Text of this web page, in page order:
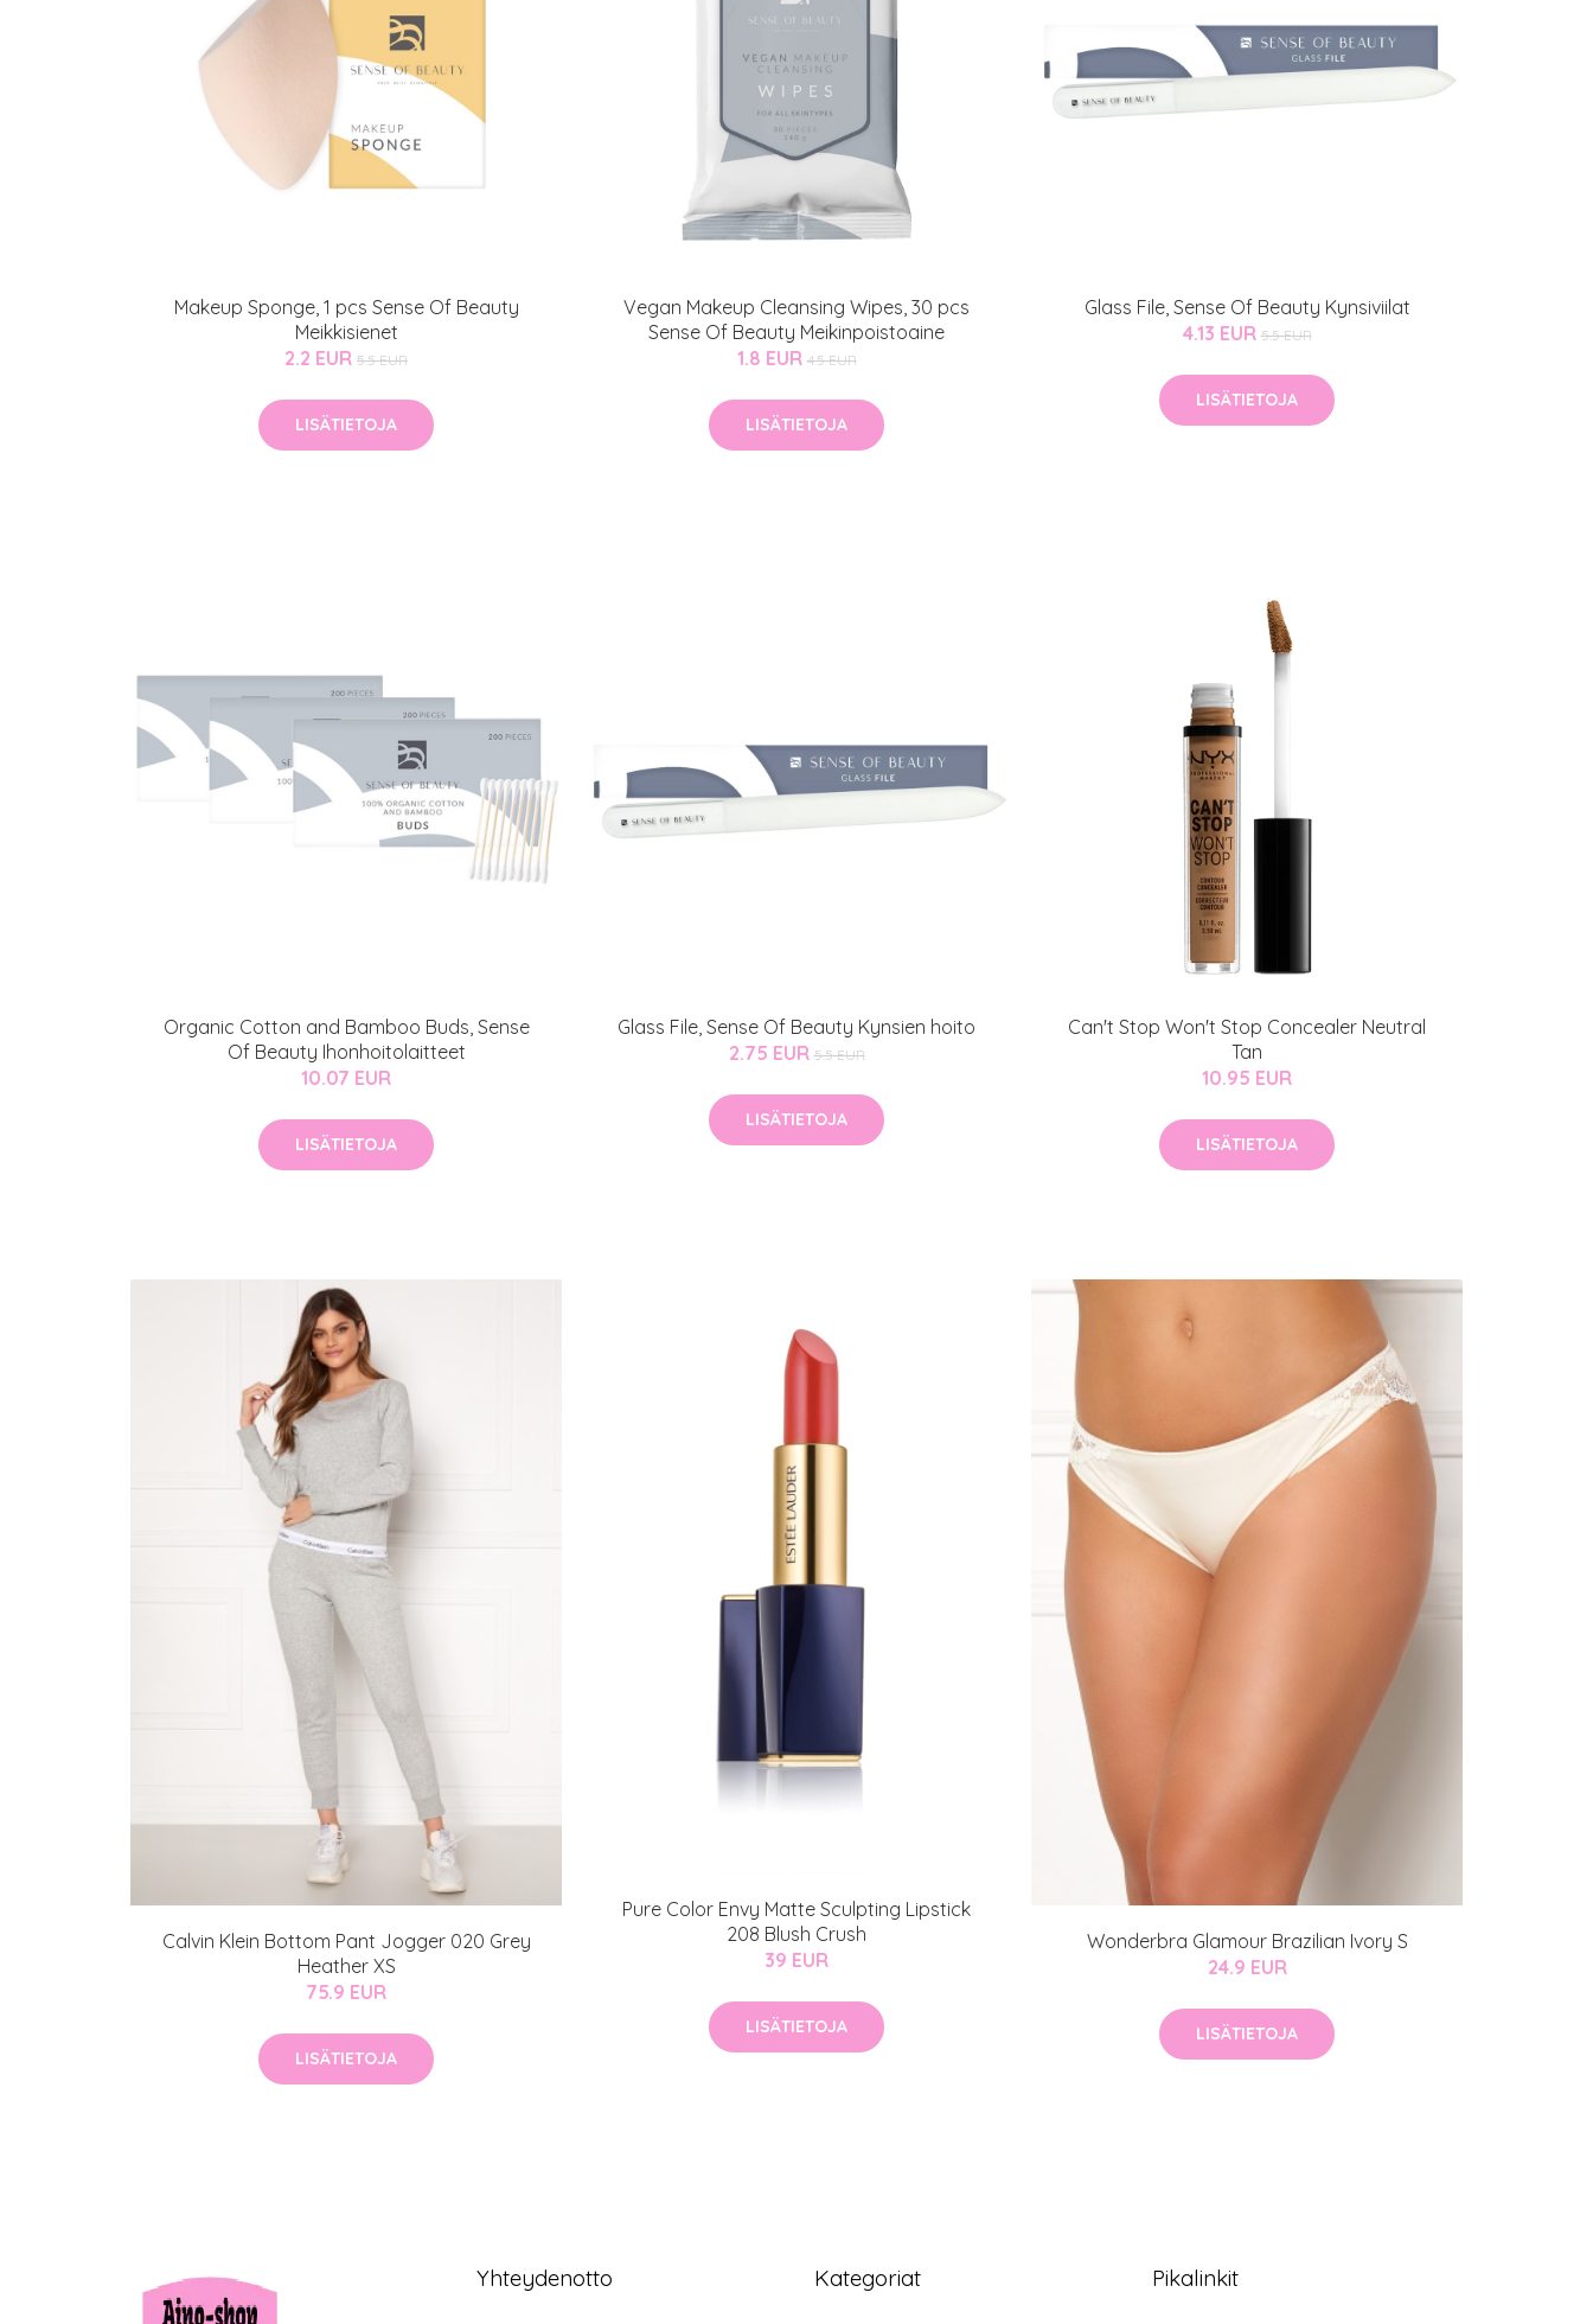
Makeup Sponge, 1 pcs Sense Of Beauty
Meikkisienet
2.2 EUR 5.5 EUR
LISÄTIETOJA
Vegan Makeup Cleansing Wipes, 30 pcs
Sense Of Beauty Meikinpoistoaine
1.8 EUR 4.5 EUR
LISÄTIETOJA
Glass File, Sense Of Beauty Kynsiviilat
4.13 EUR 5.5 EUR
LISÄTIETOJA
Organic Cotton and Bamboo Buds, Sense
Of Beauty Ihonhoitolaitteet
10.07 EUR
LISÄTIETOJA
Glass File, Sense Of Beauty Kynsien hoito
2.75 EUR 5.5 EUR
LISÄTIETOJA
Can't Stop Won't Stop Concealer Neutral
Tan
10.95 EUR
LISÄTIETOJA
Calvin Klein Bottom Pant Jogger 020 Grey
Heather XS
75.9 EUR
LISÄTIETOJA
Pure Color Envy Matte Sculpting Lipstick
208 Blush Crush
39 EUR
LISÄTIETOJA
Wonderbra Glamour Brazilian Ivory S
24.9 EUR
LISÄTIETOJA
Yhteydenotto Kategoriat Pikalinkit
Erikoistarjous
Kaikki IdealofMeDin tuotteet -20 %!
Varaa konsultaatio
ja saat nyt myös -200 €